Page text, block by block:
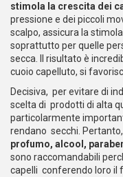
stimola la crescita dei
pressione e dei piccoli
scalpo, assicura la
soprattutto per quelle
secca. Il risultato è
cuoio capelluto, si
Decisiva, per evitare di
scelta di prodotti di alta
particolarmente
rendano secchi.
profumo, alcool,
sono raccomandabili
capelli conferendo loro il